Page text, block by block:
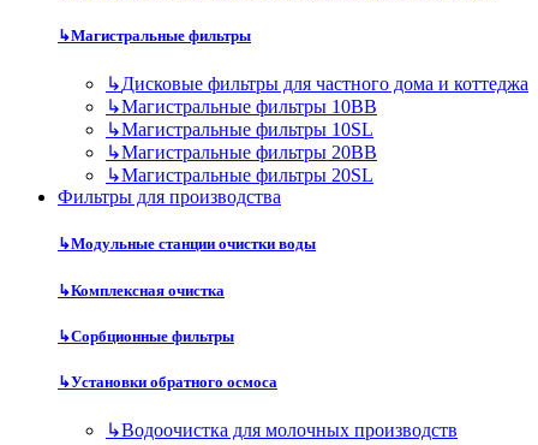
↳Магистральные фильтры
↳Дисковые фильтры для частного дома и коттеджа
↳Магистральные фильтры 10BB
↳Магистральные фильтры 10SL
↳Магистральные фильтры 20BB
↳Магистральные фильтры 20SL
Фильтры для производства
↳Модульные станции очистки воды
↳Комплексная очистка
↳Сорбционные фильтры
↳Установки обратного осмоса
↳Водоочистка для молочных производств